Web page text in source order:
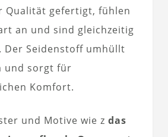
Qualität gefertigt, fühlen
an und sind gleichzeitig
Der Seidenstoff umhüllt
und sorgt für
Komfort.
und Motive wie z das